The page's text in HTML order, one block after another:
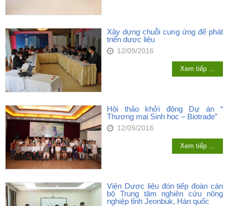
Xây dựng chuỗi cung ứng để phát
triển dược liệu
12/09/2016
Xem tiếp ...
Hội thảo khởi động Dự án “
Thương mại Sinh học – Biotrade”
12/09/2016
Xem tiếp ...
Viện Dược liệu đón tiếp đoàn cán
bộ Trung tâm nghiên cứu nông
nghiệp tỉnh Jeonbuk, Hàn quốc